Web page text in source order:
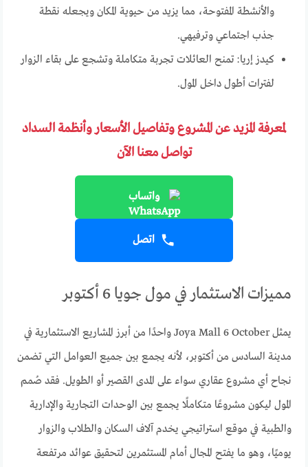
والأنشطة المفتوحة، مما يزيد من حيوية المكان ويجعله نقطة
جذب اجتماعي وترفيهي.
كيدز إريا: تمنح العائلات تجربة متكاملة وتشجع على بقاء الزوار
لفترات أطول داخل المول.
لمعرفة المزيد عن المشروع وتفاصيل الأسعار وأنظمة السداد
تواصل معنا الآن
واتساب
اتصل
مميزات الاستثمار في مول جويا 6 أكتوبر
يمثل Joya Mall 6 October واحدًا من أبرز المشاريع الاستثمارية في
مدينة السادس من أكتوبر، لأنه يجمع بين جميع العوامل التي تضمن
نجاح أي مشروع عقاري سواء على المدى القصير أو الطويل. فقد صُمم
المول ليكون مشروعًا متكاملًا يجمع بين الوحدات التجارية والإدارية
والطبية في موقع استراتيجي يخدم آلاف السكان والطلاب والزوار
يوميًا، وهو ما يفتح المجال أمام المستثمرين لتحقيق عوائد مرتفعة